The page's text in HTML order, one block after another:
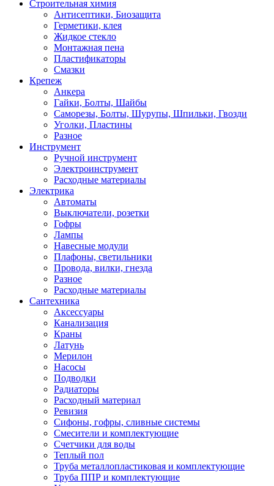
Строительная химия
Антисептики, Биозащита
Герметики, клея
Жидкое стекло
Монтажная пена
Пластификаторы
Смазки
Крепеж
Анкера
Гайки, Болты, Шайбы
Саморезы, Болты, Шурупы, Шпильки, Гвозди
Уголки, Пластины
Разное
Инструмент
Ручной инструмент
Электроинструмент
Расходные материалы
Электрика
Автоматы
Выключатели, розетки
Гофры
Лампы
Навесные модули
Плафоны, светильники
Провода, вилки, гнезда
Разное
Расходные материалы
Сантехника
Аксессуары
Канализация
Краны
Латунь
Мерилон
Насосы
Подводки
Радиаторы
Расходный материал
Ревизия
Сифоны, гофры, сливные системы
Смесители и комплектующие
Счетчики для воды
Теплый пол
Труба металлопластиковая и комплектующие
Труба ППР и комплектующие